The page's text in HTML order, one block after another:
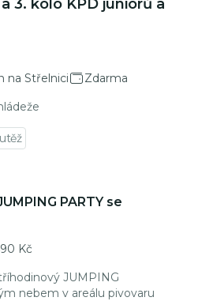
3. kolo KPD juniorů a
na Střelnici
Zdarma
PARTY se
Kč
JUMPING
nebem v areálu pivovaru